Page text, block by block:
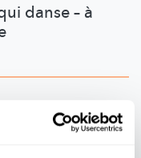
danse – à